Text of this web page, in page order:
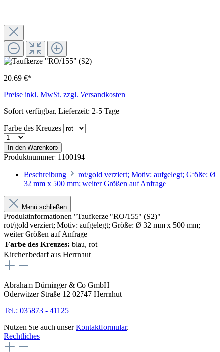
20,69 €*
Preise inkl. MwSt. zzgl. Versandkosten
Sofort verfügbar, Lieferzeit: 2-5 Tage
Farbe des Kreuzes
In den Warenkorb
Produktnummer: 1100194
Beschreibung
rot/gold verziert; Motiv: aufgelegt; Größe: Ø
32 mm x 500 mm; weiter Größen auf Anfrage
Menü schließen
Produktinformationen "Taufkerze "RO/155" (S2)"
rot/gold verziert; Motiv: aufgelegt; Größe: Ø 32 mm x 500 mm;
weiter Größen auf Anfrage
Farbe des Kreuzes: blau, rot
Kirchenbedarf aus Herrnhut
Abraham Dürninger & Co GmbH
Oderwitzer Straße 12 02747 Herrnhut
Tel.: 035873 - 41125
Nutzen Sie auch unserKontaktformular.
Rechtliches